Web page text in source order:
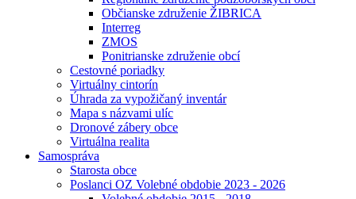
Občianske združenie ŽIBRICA
Interreg
ZMOS
Ponitrianske združenie obcí
Cestovné poriadky
Virtuálny cintorín
Úhrada za vypožičaný inventár
Mapa s názvami ulíc
Dronové zábery obce
Virtuálna realita
Samospráva
Starosta obce
Poslanci OZ Volebné obdobie 2023 - 2026